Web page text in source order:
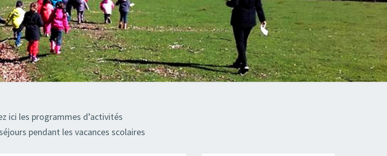
LES
PETITS
Association
D'accueil
De Loisirs
ici les programmes d’activités
pendant les vacances scolaires